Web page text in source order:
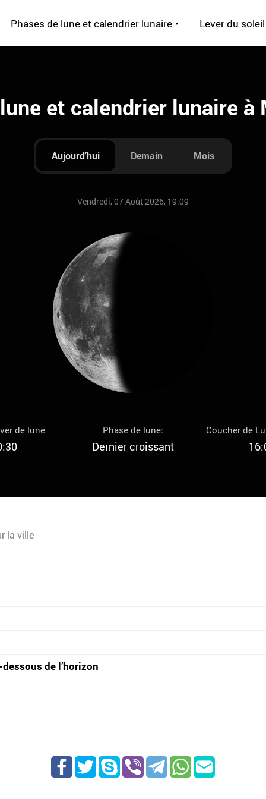
Phases de lune et calendrier lunaire Lever du soleil
et calendrier lunaire à
Aujourd’hui Demain Mois
Vendredi, 07 Août 2026, 19:09
de lune Phase de lune:
Dernier croissant
Coucher de
la ville
de l’horizon